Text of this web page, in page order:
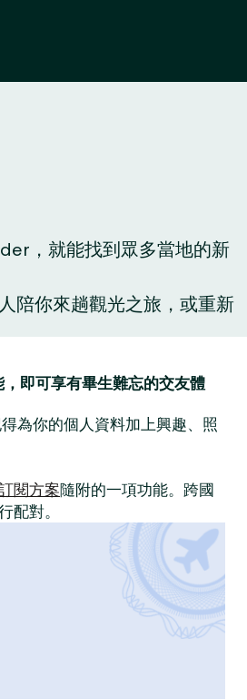
，就能找到眾多當地的新
陪你來趟觀光之旅，或重新
即可享有畢生難忘的交友體
為你的個人資料加上興趣、照
閱方案隨附的一項功能。跨國
配對。